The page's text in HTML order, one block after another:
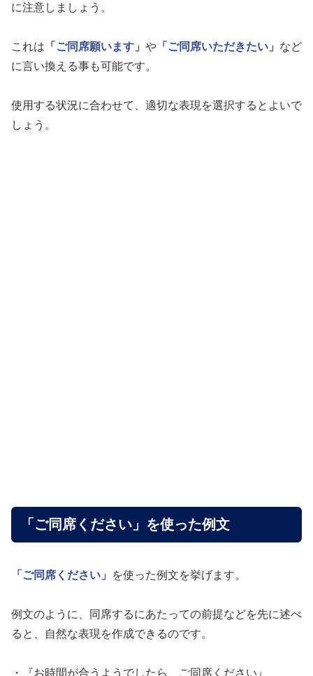
に注意しましょう。
これは 「ご同席願います」 や 「ご同席いただきたい」 など
に言い換える事も可能です。
使用する状況に合わせて、適切な表現を選択するとよいで
しょう。
「ご同席ください」を使った例文
「ご同席ください」 を使った例文を挙げます。
例文のように、同席するにあたっての前提などを先に述べ
ると、自然な表現を作成できるのです。
・『お時間が合うようでしたら、ご同席ください』